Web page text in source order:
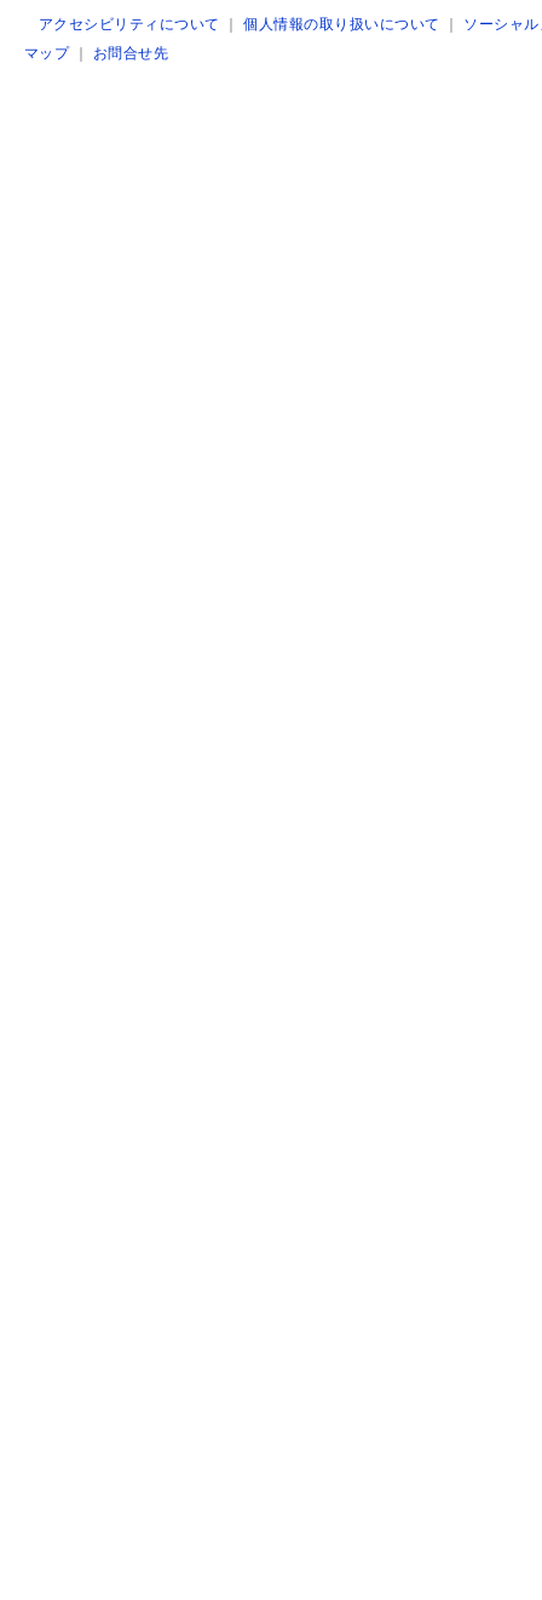
アクセシビリティについて ｜個人情報の取り扱いについて ｜ ソーシャ
マップ｜ お問合せ先